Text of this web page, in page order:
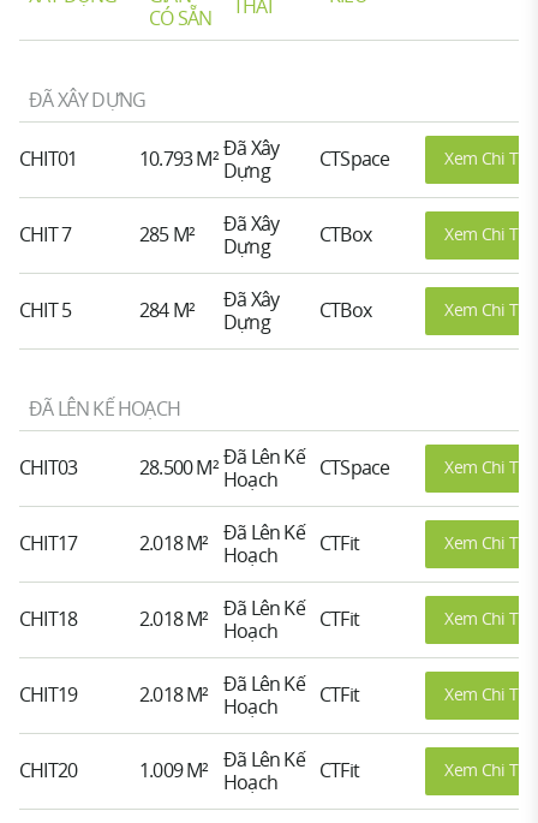
CÓ SẴN
THÁI
ĐÃ XÂY DỰNG
CHIT01 10.793 M²Đã Xây
Dựng
CTSpace Xem Chi Tiết
CHIT 7 285 M²
Đã Xây
Dựng
CTBox Xem Chi Tiết
CHIT 5 284 M²
Đã Xây
Dựng
CTBox Xem Chi Tiết
ĐÃ LÊN KẾ HOẠCH
CHIT03 28.500 M²Đã Lên Kế
Hoạch
CTSpace Xem Chi Tiết
CHIT17 2.018 M² Đã Lên Kế
Hoạch
CTFit Xem Chi Tiết
CHIT18 2.018 M² Đã Lên Kế
Hoạch
CTFit Xem Chi Tiết
CHIT19 2.018 M² Đã Lên Kế
Hoạch
CTFit Xem Chi Tiết
CHIT20 1.009 M² Đã Lên Kế
Hoạch
CTFit Xem Chi Tiết